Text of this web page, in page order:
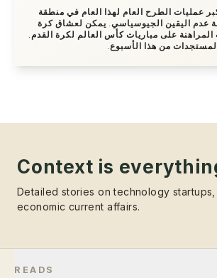
عمليات الطرح العام لهذا العام في منطقة
عدم اليقين الجيوسياسي. يمكن لعشاق كرة
المراهنة على مباريات كأس العالم لكرة القدم.
من هذا الأسبوع.
Context is
Detailed stories on technology
economic current affairs.
READS